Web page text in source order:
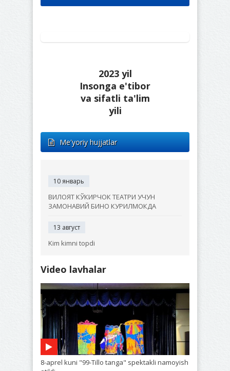
2023 yil
Insonga e'tibor
va sifatli ta'lim
yili
Me'yoriy hujjatlar
10 январь
ВИЛОЯТ КЎКИРЧОК ТЕАТРИ УЧУН
ЗАМОНАВИЙ БИНО КУРИЛМОКДА
13 август
Kim kimni topdi
Video lavhalar
8-aprel kuni "99-Tillo tanga" spektakli namoyish